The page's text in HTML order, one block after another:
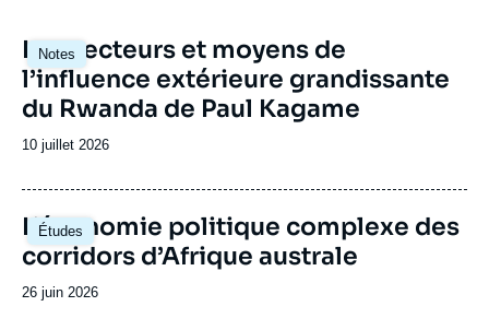
économique et société civile) à se rencontrer
et à échanger outils d’analyse et visions du
continent. Le Centre Afrique subsaharienne
accueille régulièrement des responsables
politiques de différents pays d’Afrique
Notes
Image
principale
Les vecteurs et moyens de
l’influence extérieure grandissante
du Rwanda de Paul Kagame
Date
publication
10 juillet 2026
Études
Image
principale
L’économie politique complexe des
corridors d’Afrique australe
Date
26 juin 2026